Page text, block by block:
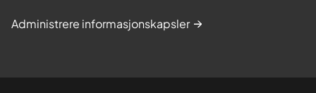
Administrere informasjonskapsler